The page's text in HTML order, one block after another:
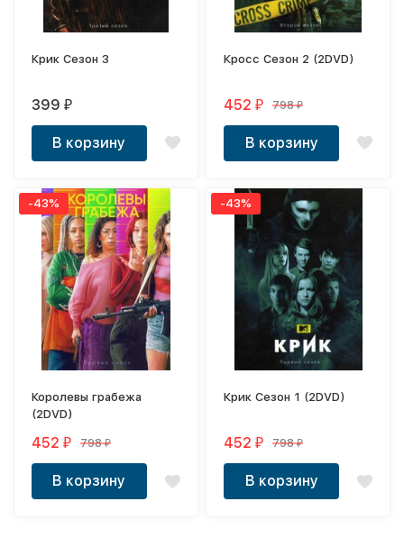
Крик Сезон 3
399₽
В корзину
Кросс Сезон 2 (2DVD)
452₽ 798₽
В корзину
-43%
Королевы грабежа
(2DVD)
452₽ 798₽
В корзину
-43%
Крик Сезон 1 (2DVD)
452₽ 798₽
В корзину